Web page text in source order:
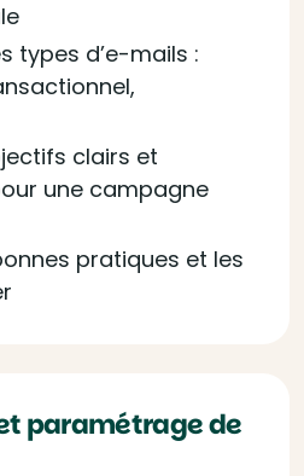
types d’e-mails :
clairs et
une campagne
pratiques et les
paramétrage de